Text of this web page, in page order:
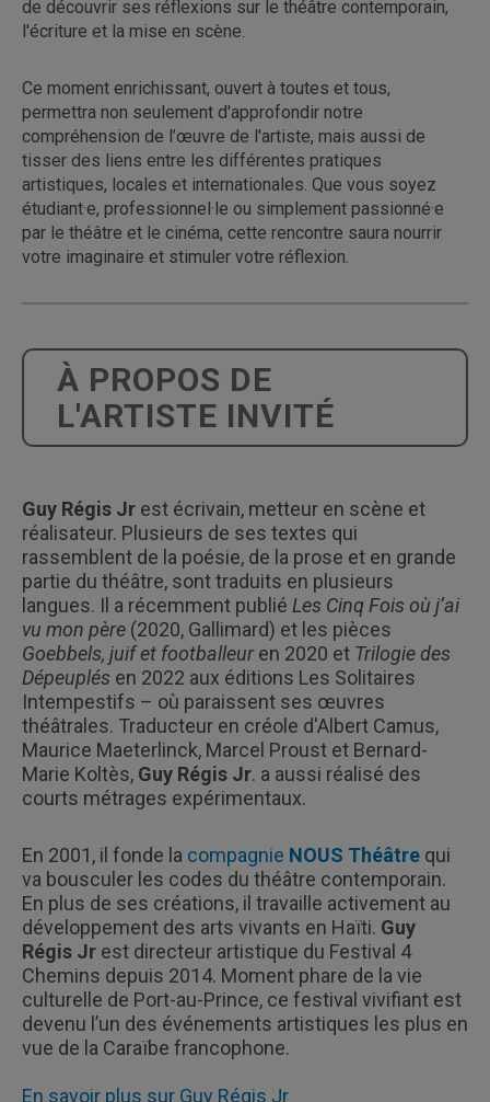
de découvrir ses réflexions sur le théâtre contemporain,
l'écriture et la mise en scène.
Ce moment enrichissant, ouvert à toutes et tous,
permettra non seulement d'approfondir notre
compréhension de l’œuvre de l'artiste, mais aussi de
tisser des liens entre les différentes pratiques
artistiques, locales et internationales. Que vous soyez
étudiant·e, professionnel·le ou simplement passionné·e
par le théâtre et le cinéma, cette rencontre saura nourrir
votre imaginaire et stimuler votre réflexion.
À PROPOS DE
L'ARTISTE INVITÉ
Guy Régis Jr est écrivain, metteur en scène et
réalisateur. Plusieurs de ses textes qui
rassemblent de la poésie, de la prose et en grande
partie du théâtre, sont traduits en plusieurs
langues. Il a récemment publié Les Cinq Fois où j’ai
vu mon père (2020, Gallimard) et les pièces
Goebbels, juif et footballeuren 2020 et Trilogie des
Dépeuplés en 2022 aux éditions Les Solitaires
Intempestifs – où paraissent ses œuvres
théâtrales. Traducteur en créole d'Albert Camus,
Maurice Maeterlinck, Marcel Proust et Bernard-
Marie Koltès, Guy Régis Jr. a aussi réalisé des
courts métrages expérimentaux.
En 2001, il fonde la compagnie NOUS Théâtre qui
va bousculer les codes du théâtre contemporain.
En plus de ses créations, il travaille activement au
développement des arts vivants en Haïti. Guy
Régis Jr est directeur artistique du Festival 4
Chemins depuis 2014. Moment phare de la vie
culturelle de Port-au-Prince, ce festival vivifiant est
devenu l’un des événements artistiques les plus en
vue de la Caraïbe francophone.
En savoir plus sur Guy Régis Jr